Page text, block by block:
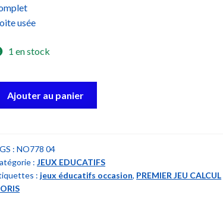
usée
1 en stock
Ajouter au panier
:NO778 04
:JEUX EDUCATIFS
: jeux éducatifs occasion, PREMIER JEU CALCUL